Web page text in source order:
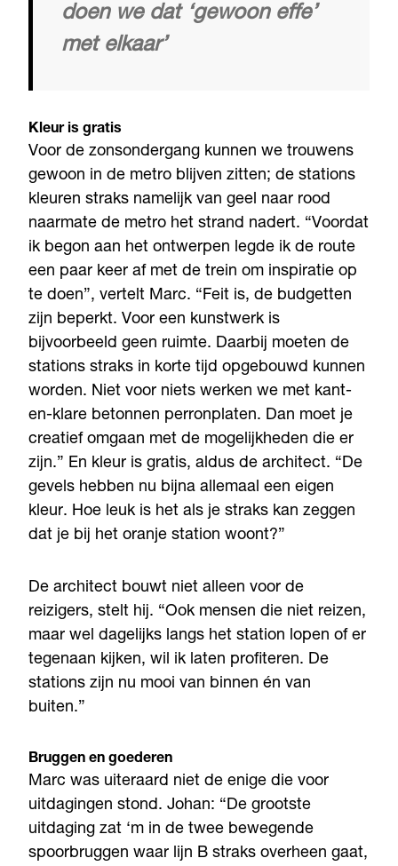
doen we dat ‘gewoon effe’
met elkaar’
Kleur is gratis
Voor de zonsondergang kunnen we trouwens
gewoon in de metro blijven zitten; de stations
kleuren straks namelijk van geel naar rood
naarmate de metro het strand nadert. “Voordat
ik begon aan het ontwerpen legde ik de route
een paar keer af met de trein om inspiratie op
te doen”, vertelt Marc. “Feit is, de budgetten
zijn beperkt. Voor een kunstwerk is
bijvoorbeeld geen ruimte. Daarbij moeten de
stations straks in korte tijd opgebouwd kunnen
worden. Niet voor niets werken we met kant-
en-klare betonnen perronplaten. Dan moet je
creatief omgaan met de mogelijkheden die er
zijn.” En kleur is gratis, aldus de architect. “De
gevels hebben nu bijna allemaal een eigen
kleur. Hoe leuk is het als je straks kan zeggen
dat je bij het oranje station woont?”
De architect bouwt niet alleen voor de
reizigers, stelt hij. “Ook mensen die niet reizen,
maar wel dagelijks langs het station lopen of er
tegenaan kijken, wil ik laten profiteren. De
stations zijn nu mooi van binnen én van
buiten.”
Bruggen en goederen
Marc was uiteraard niet de enige die voor
uitdagingen stond. Johan: “De grootste
uitdaging zat ‘m in de twee bewegende
spoorbruggen waar lijn B straks overheen gaat,